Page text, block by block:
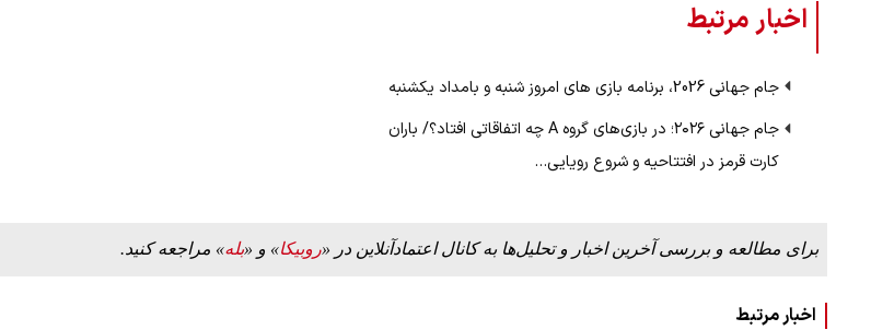
اخبار مرتبط
جام جهانی 2026، برنامه بازی های امروز شنبه و بامداد یکشنبه
جام جهانی ۲۰۲۶؛ در بازی‌های گروه A چه اتفاقاتی افتاد؟/ باران
کارت قرمز در افتتاحیه و شروع رویایی…
برای مطالعه و بررسی آخرین اخبار و تحلیل‌ها به کانال اعتمادآنلاین در «روبیکا» و «بله» مراجعه کنید.
اخبار مرتبط